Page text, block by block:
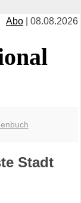
Abo | 08.08.2026
Stadt